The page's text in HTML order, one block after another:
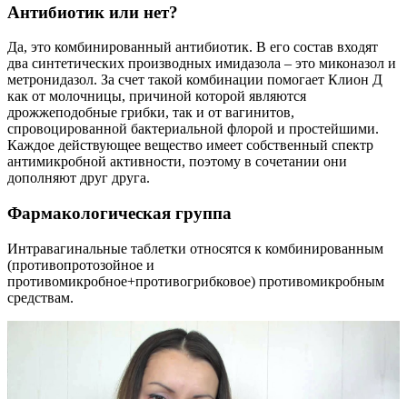
Антибиотик или нет?
Да, это комбинированный антибиотик. В его состав входят
два синтетических производных имидазола – это миконазол и
метронидазол. За счет такой комбинации помогает Клион Д
как от молочницы, причиной которой являются
дрожжеподобные грибки, так и от вагинитов,
спровоцированной бактериальной флорой и простейшими.
Каждое действующее вещество имеет собственный спектр
антимикробной активности, поэтому в сочетании они
дополняют друг друга.
Фармакологическая группа
Интравагинальные таблетки относятся к комбинированным
(противопротозойное и
противомикробное+противогрибковое) противомикробным
средствам.